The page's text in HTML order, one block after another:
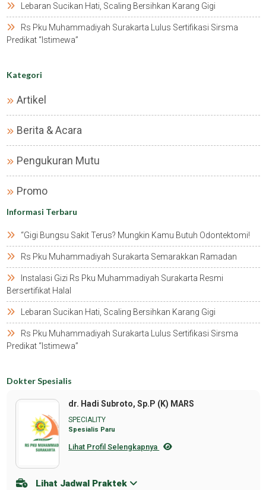
Lebaran Sucikan Hati, Scaling Bersihkan Karang Gigi
Rs Pku Muhammadiyah Surakarta Lulus Sertifikasi Sirsma
Predikat “istimewa”
Kategori
Artikel
Berita & Acara
Pengukuran Mutu
Promo
Informasi Terbaru
“gigi Bungsu Sakit Terus? Mungkin Kamu Butuh Odontektomi!
Rs Pku Muhammadiyah Surakarta Semarakkan Ramadan
Instalasi Gizi Rs Pku Muhammadiyah Surakarta Resmi
Bersertifikat Halal
Lebaran Sucikan Hati, Scaling Bersihkan Karang Gigi
Rs Pku Muhammadiyah Surakarta Lulus Sertifikasi Sirsma
Predikat “istimewa”
Dokter Spesialis
dr. Hadi Subroto, Sp.P (K) MARS
SPECIALITY
Spesialis Paru
Lihat Profil Selengkapnya
Lihat Jadwal Praktek